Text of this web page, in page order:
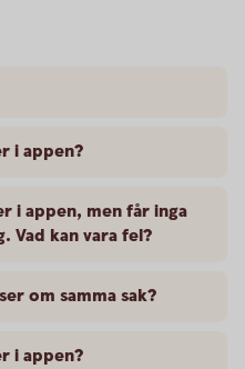
i appen?
i appen, men får inga
Vad kan vara fel?
om samma sak?
i appen?